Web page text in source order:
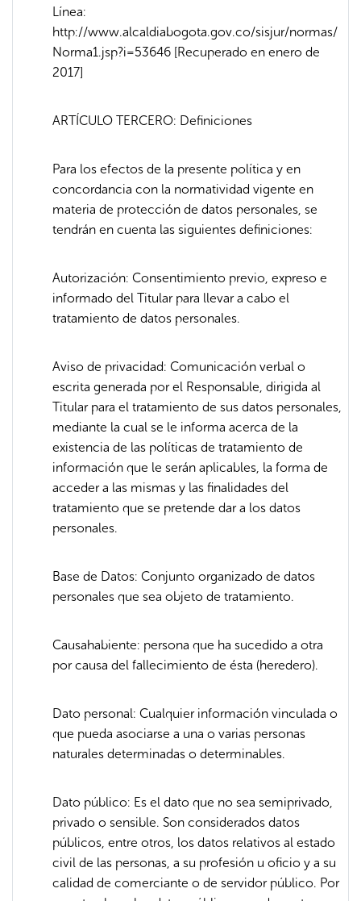
Línea:
http://www.alcaldiabogota.gov.co/sisjur/normas/
Norma1.jsp?i=53646 [Recuperado en enero de
2017]
ARTÍCULO TERCERO: Definiciones
Para los efectos de la presente política y en
concordancia con la normatividad vigente en
materia de protección de datos personales, se
tendrán en cuenta las siguientes definiciones:
Autorización: Consentimiento previo, expreso e
informado del Titular para llevar a cabo el
tratamiento de datos personales.
Aviso de privacidad: Comunicación verbal o
escrita generada por el Responsable, dirigida al
Titular para el tratamiento de sus datos personales,
mediante la cual se le informa acerca de la
existencia de las políticas de tratamiento de
información que le serán aplicables, la forma de
acceder a las mismas y las finalidades del
tratamiento que se pretende dar a los datos
personales.
Base de Datos: Conjunto organizado de datos
personales que sea objeto de tratamiento.
Causahabiente: persona que ha sucedido a otra
por causa del fallecimiento de ésta (heredero).
Dato personal: Cualquier información vinculada o
que pueda asociarse a una o varias personas
naturales determinadas o determinables.
Dato público: Es el dato que no sea semiprivado,
privado o sensible. Son considerados datos
públicos, entre otros, los datos relativos al estado
civil de las personas, a su profesión u oficio y a su
calidad de comerciante o de servidor público. Por